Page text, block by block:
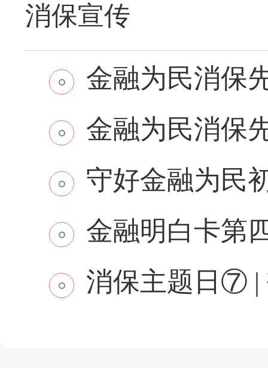
消保宣传
金融为民消保
金融为民消保
守好金融为民
金融明白卡第
消保主题日⑦ |